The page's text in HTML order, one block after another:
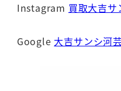
Instagram 買取大吉
Google 大吉サンシ河